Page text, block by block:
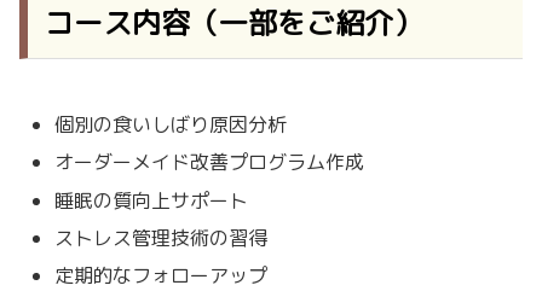
コース内容（一部をご紹介）
個別の食いしばり原因分析
オーダーメイド改善プログラム作成
睡眠の質向上サポート
ストレス管理技術の習得
定期的なフォローアップ